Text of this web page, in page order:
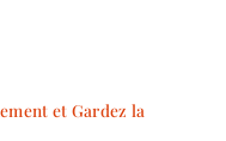
et Gardez la